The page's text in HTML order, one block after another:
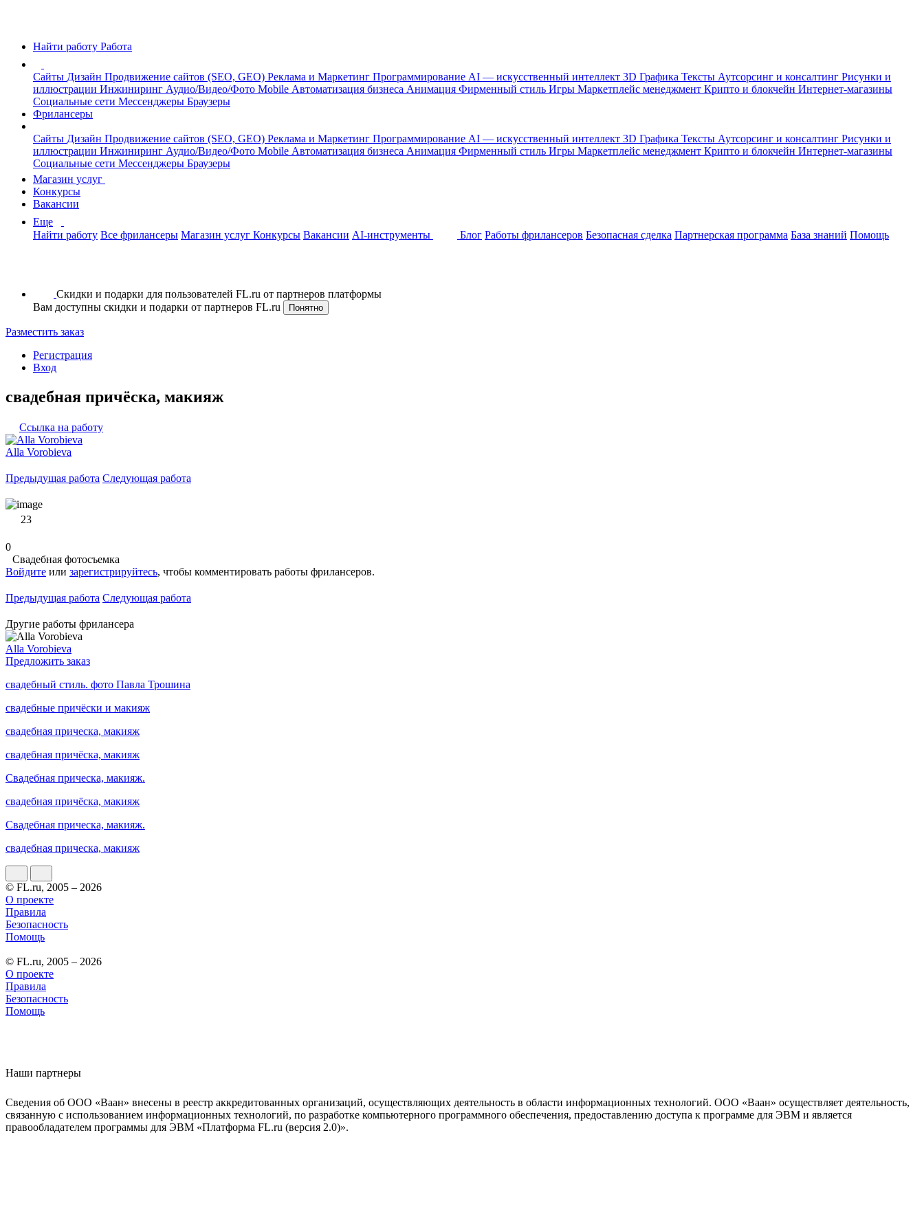
Найти работу Работа
Сайты Дизайн Продвижение сайтов (SEO, GEO) Реклама и Маркетинг Программирование AI — искусственный интеллект 3D Графика Тексты Аутсорсинг и консалтинг Рисунки и
иллюстрации Инжиниринг Аудио/Видео/Фото Mobile Автоматизация бизнеса Анимация Фирменный стиль Игры Маркетплейс менеджмент Крипто и блокчейн Интернет-магазины
Социальные сети Мессенджеры Браузеры
Фрилансеры
Сайты Дизайн Продвижение сайтов (SEO, GEO) Реклама и Маркетинг Программирование AI — искусственный интеллект 3D Графика Тексты Аутсорсинг и консалтинг Рисунки и
иллюстрации Инжиниринг Аудио/Видео/Фото Mobile Автоматизация бизнеса Анимация Фирменный стиль Игры Маркетплейс менеджмент Крипто и блокчейн Интернет-магазины
Социальные сети Мессенджеры Браузеры
Магазин услуг
Конкурсы
Вакансии
Еще
Найти работу Все фрилансеры Магазин услуг Конкурсы Вакансии AI-инструменты Блог Работы фрилансеров Безопасная сделка Партнерская программа База знаний Помощь
Скидки и подарки для пользователей FL.ru от партнеров платформы
Вам доступны скидки и подарки от партнеров FL.ru
Понятно
Разместить заказ
Регистрация
Вход
свадебная причёска, макияж
Ссылка на работу
Alla Vorobieva
Предыдущая работа Следующая работа
23
0
Свадебная фотосъемка
Войдите или зарегистрируйтесь, чтобы комментировать работы фрилансеров.
Предыдущая работа Следующая работа
Другие работы фрилансера
Alla Vorobieva
Предложить заказ
свадебный стиль. фото Павла Трошина
свадебные причёски и макияж
свадебная прическа, макияж
свадебная причёска, макияж
Свадебная прическа, макияж.
свадебная причёска, макияж
Свадебная прическа, макияж.
свадебная прическа, макияж
© FL.ru, 2005 – 2026
О проекте
Правила
Безопасность
Помощь
© FL.ru, 2005 – 2026
О проекте
Правила
Безопасность
Помощь
Наши партнеры
Сведения об ООО «Ваан» внесены в реестр аккредитованных организаций, осуществляющих деятельность в области информационных технологий. ООО «Ваан» осуществляет деятельность,
связанную с использованием информационных технологий, по разработке компьютерного программного обеспечения, предоставлению доступа к программе для ЭВМ и является
правообладателем программы для ЭВМ «Платформа FL.ru (версия 2.0)».